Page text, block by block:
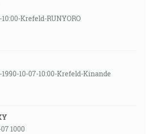
Krefeld-RUNYORO
10-07-10:00-Krefeld-Kinande
1000